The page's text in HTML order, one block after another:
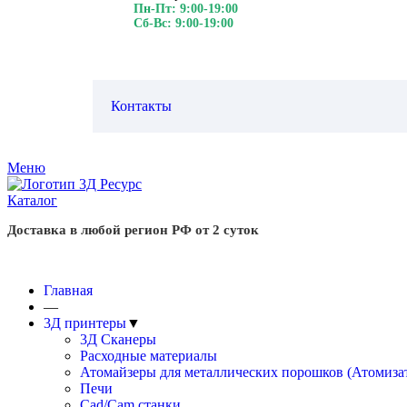
Пн-Пт: 9:00-19:00
Сб-Вс: 9:00-19:00
Контакты
Меню
Каталог
Доставка в любой регион РФ от 2 суток
Главная
—
3Д принтеры▼
3Д Сканеры
Расходные материалы
Атомайзеры для металлических порошков
Печи